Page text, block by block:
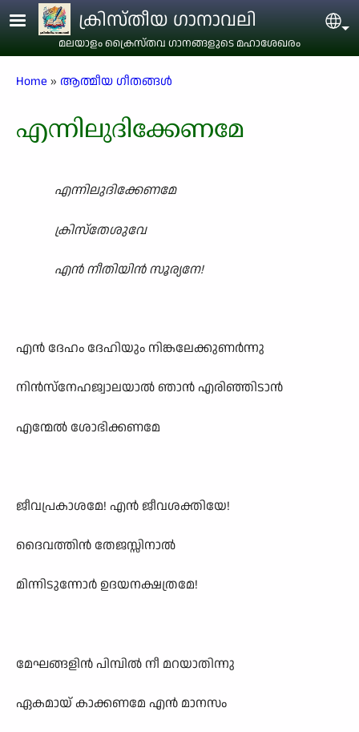
Skip to main contentക്രിസ്തീയ ഗാനാവലി
മലയാളം ക്രൈസ്തവ ഗാനങ്ങളുടെ മഹാശേഖരം
Breadcrumb
Home ആത്മീയ ഗീതങ്ങൾ
എന്നിലുദിക്കേണമേ
എന്നിലുദിക്കേണമേ
ക്രിസ്തേശുവേ
എൻ നീതിയിൻ സൂര്യനേ!
എൻ ദേഹം ദേഹിയും നിങ്കലേക്കുണർന്നു
നിൻസ്നേഹജ്വാലയാൽ ഞാൻ എരിഞ്ഞിടാൻ
എന്മേൽ ശോഭിക്കണമേ
ജീവപ്രകാശമേ! എൻ ജീവശക്തിയേ!
ദൈവത്തിൻ തേജസ്സിനാൽ
മിന്നിടുന്നോർ ഉദയനക്ഷത്രമേ!
മേഘങ്ങളിൻ പിമ്പിൽ നീ മറയാതിന്നു
ഏകമായ് കാക്കണമേ എൻ മാനസം